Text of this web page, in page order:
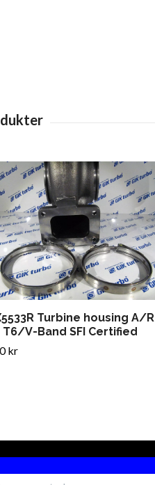
Turbine housing A/R
T6/V-Band SFI Certified
kr